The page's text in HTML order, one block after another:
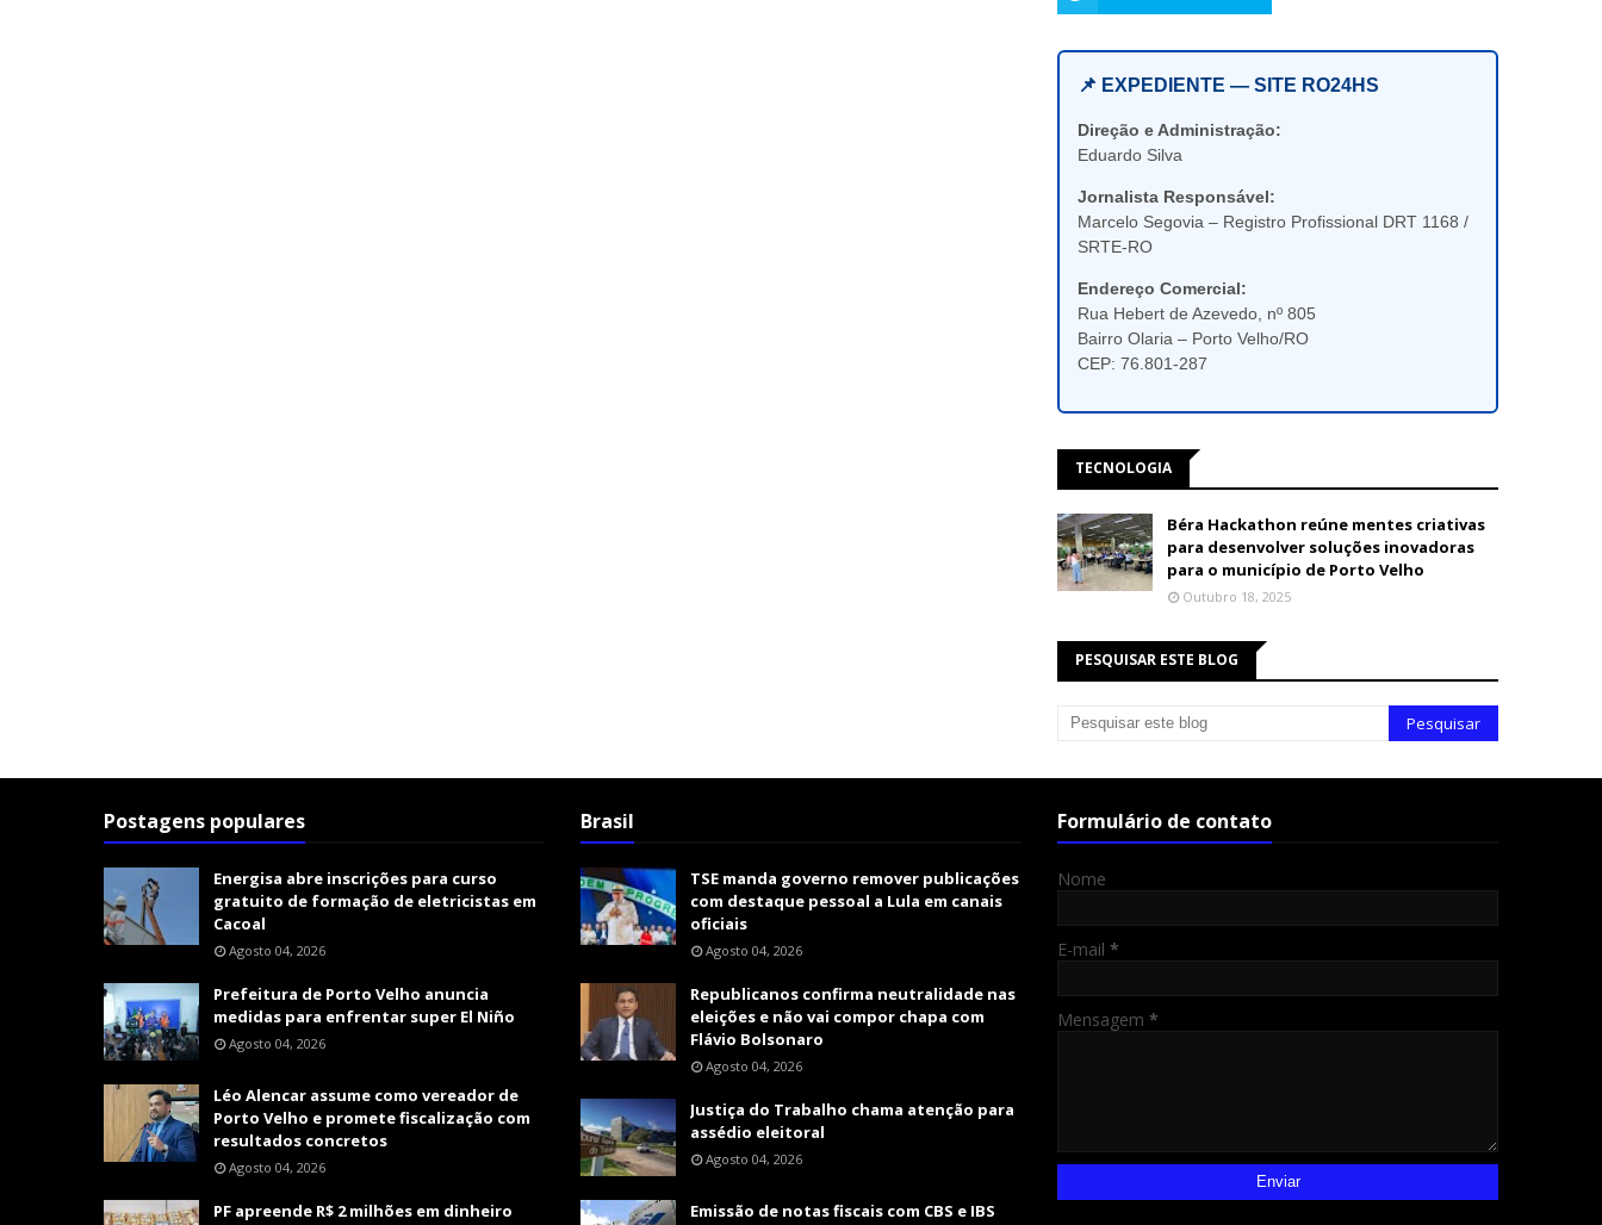
📌 EXPEDIENTE — SITE RO24HS
Direção e Administração:
Eduardo Silva
Jornalista Responsável:
Marcelo Segovia – Registro Profissional DRT 1168 /
SRTE-RO
Endereço Comercial:
Rua Hebert de Azevedo, nº 805
Bairro Olaria – Porto Velho/RO
CEP: 76.801-287
TECNOLOGIA
Béra Hackathon reúne mentes criativas
para desenvolver soluções inovadoras
para o município de Porto Velho
Outubro 18, 2025
PESQUISAR ESTE BLOG
Postagens populares
Energisa abre inscrições para curso
gratuito de formação de eletricistas em
Cacoal
Agosto 04, 2026
Prefeitura de Porto Velho anuncia
medidas para enfrentar super El Niño
Agosto 04, 2026
Léo Alencar assume como vereador de
Porto Velho e promete fiscalização com
resultados concretos
Agosto 04, 2026
PF apreende R$ 2 milhões em dinheiro
Brasil
TSE manda governo remover publicações
com destaque pessoal a Lula em canais
oficiais
Agosto 04, 2026
Republicanos confirma neutralidade nas
eleições e não vai compor chapa com
Flávio Bolsonaro
Agosto 04, 2026
Justiça do Trabalho chama atenção para
assédio eleitoral
Agosto 04, 2026
Emissão de notas fiscais com CBS e IBS
Formulário de contato
Nome
E-mail *
Mensagem *